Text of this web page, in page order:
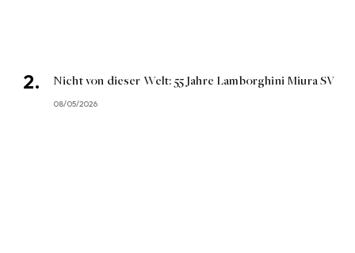
Nicht von dieser Welt: 55 Jahre Lamborghini Miura SV
08/05/2026